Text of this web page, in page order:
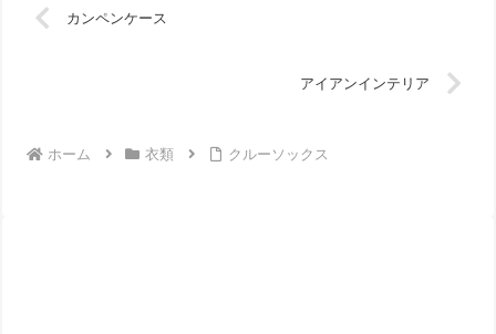
カンペンケース
アイアンインテリア
ホーム 衣類 クルーソックス